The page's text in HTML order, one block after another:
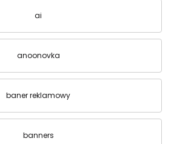
ai
anoonovka
baner reklamowy
banners